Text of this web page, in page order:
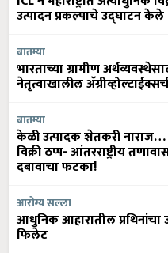
उत्पादन प्रकल्पाचे उद्घाटन केले
बातम्या
भारताच्या ग्रामीण
नेतृत्वाखालील
बातम्या
केळी उत्पादक शेतकरी
विक्री ठप्प- आंतरराष्ट्रीय
दबावाचा फटका!
आरोग्य सल्ला
आधुनिक आहारातील प्रथिनांचा
फिलेट